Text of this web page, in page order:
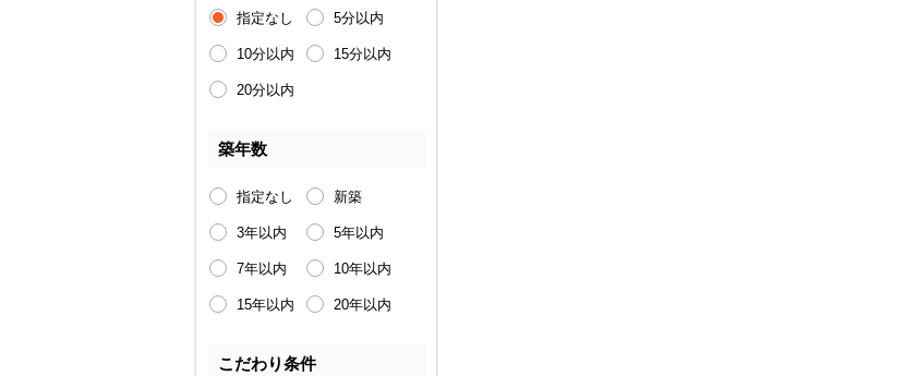
指定なし 5分以内
10分以内 15分以内
20分以内
築年数
指定なし 新築
3年以内 5年以内
7年以内 10年以内
15年以内 20年以内
こだわり条件